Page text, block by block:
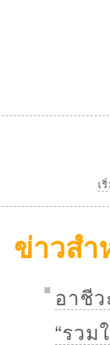
เ
ข่าวสำ
อาชีว
“รวม